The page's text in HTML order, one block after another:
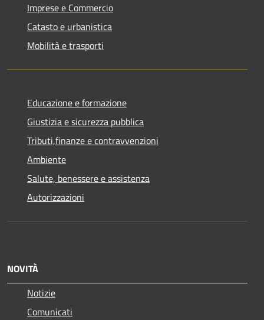
Imprese e Commercio
Catasto e urbanistica
Mobilità e trasporti
Educazione e formazione
Giustizia e sicurezza pubblica
Tributi,finanze e contravvenzioni
Ambiente
Salute, benessere e assistenza
Autorizzazioni
NOVITÀ
Notizie
Comunicati